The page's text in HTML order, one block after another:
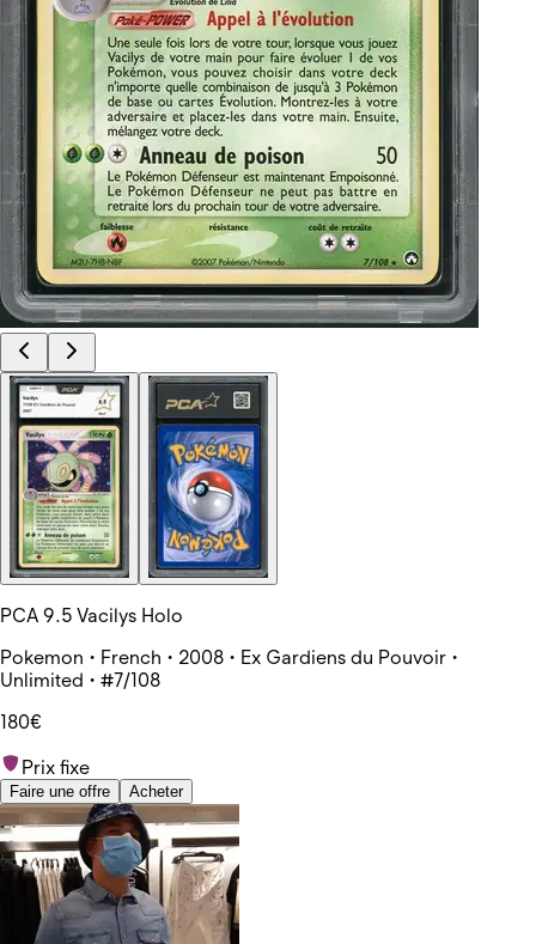
PCA 9.5 Vacilys Holo
Pokemon • French • 2008 • Ex Gardiens du Pouvoir •
Unlimited • #7/108
180€
Prix fixe
Faire une offre Acheter